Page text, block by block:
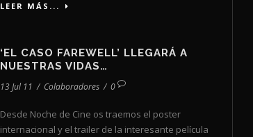
LEER MÁS...
‘EL CASO FAREWELL’ LLEGARÁ A
NUESTRAS VIDAS…
13 Jul 11 / Colaboradores / 0
Desde Noche de Cine os traemos el poster
internacional y el trailer de la interesante película